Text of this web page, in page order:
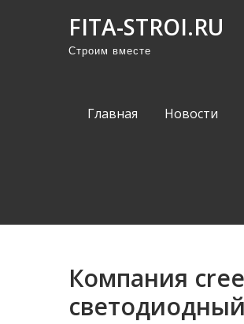
FITA-STROI.RU
Строим вместе
Главная Новости
Компания